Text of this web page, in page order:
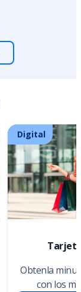
Digital
Obtenla
con los